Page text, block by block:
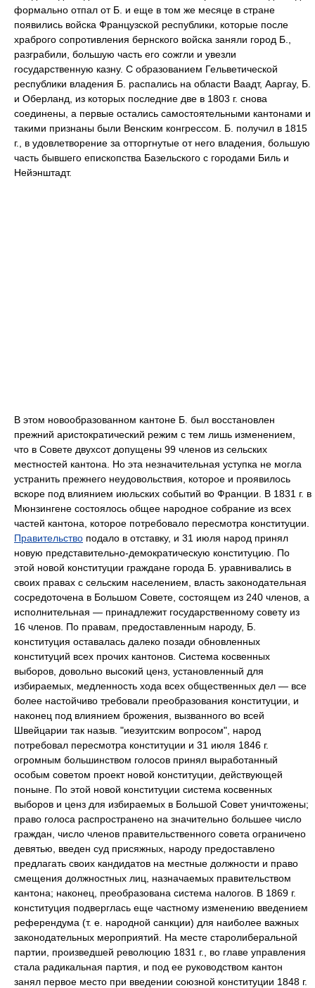
формально отпал от Б. и еще в том же месяце в стране
появились войска Французской республики, которые после
храброго сопротивления бернского войска заняли город Б.,
разграбили, большую часть его сожгли и увезли
государственную казну. С образованием Гельветической
республики владения Б. распались на области Ваадт, Ааргау, Б.
и Оберланд, из которых последние две в 1803 г. снова
соединены, а первые остались самостоятельными кантонами и
такими признаны были Венским конгрессом. Б. получил в 1815
г., в удовлетворение за отторгнутые от него владения, большую
часть бывшего епископства Базельского с городами Биль и
Нейэнштадт.
В этом новообразованном кантоне Б. был восстановлен
прежний аристократический режим с тем лишь изменением,
что в Совете двухсот допущены 99 членов из сельских
местностей кантона. Но эта незначительная уступка не могла
устранить прежнего неудовольствия, которое и проявилось
вскоре под влиянием июльских событий во Франции. В 1831 г. в
Мюнзингене состоялось общее народное собрание из всех
частей кантона, которое потребовало пересмотра конституции.
Правительство подало в отставку, и 31 июля народ принял
новую представительно-демократическую конституцию. По
этой новой конституции граждане города Б. уравнивались в
своих правах с сельским населением, власть законодательная
сосредоточена в Большом Совете, состоящем из 240 членов, а
исполнительная — принадлежит государственному совету из
16 членов. По правам, предоставленным народу, Б.
конституция оставалась далеко позади обновленных
конституций всех прочих кантонов. Система косвенных
выборов, довольно высокий ценз, установленный для
избираемых, медленность хода всех общественных дел — все
более настойчиво требовали преобразования конституции, и
наконец под влиянием брожения, вызванного во всей
Швейцарии так назыв. "иезуитским вопросом", народ
потребовал пересмотра конституции и 31 июля 1846 г.
огромным большинством голосов принял выработанный
особым советом проект новой конституции, действующей
поныне. По этой новой конституции система косвенных
выборов и ценз для избираемых в Большой Совет уничтожены;
право голоса распространено на значительно большее число
граждан, число членов правительственного совета ограничено
девятью, введен суд присяжных, народу предоставлено
предлагать своих кандидатов на местные должности и право
смещения должностных лиц, назначаемых правительством
кантона; наконец, преобразована система налогов. В 1869 г.
конституция подверглась еще частному изменению введением
референдума (т. е. народной санкции) для наиболее важных
законодательных мероприятий. На месте старолиберальной
партии, произведшей революцию 1831 г., во главе управления
стала радикальная партия, и под ее руководством кантон
занял первое место при введении союзной конституции 1848 г.